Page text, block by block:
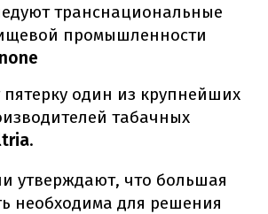
транснациональные
промышленности
один из крупнейших
табачных
.
утверждают, что большая
необходима для решения